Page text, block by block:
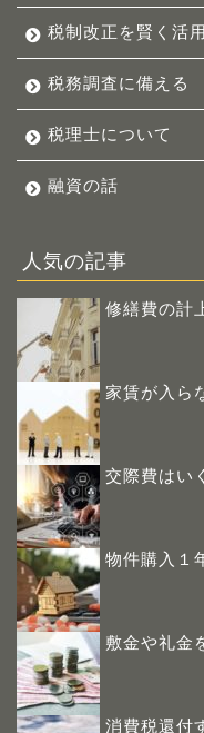
税制改正を賢く活用
税務調査に備える
税理士について
融資の話
人気の記事
修繕費の計
家賃が入ら
交際費は​い
物件購入１
敷金や礼金
消費税還付